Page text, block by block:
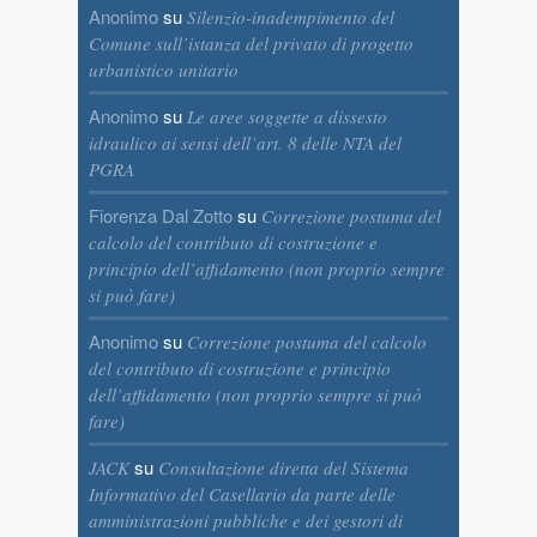
Anonimosu Silenzio-inadempimento del
Comune sull’istanza del privato di progetto
urbanistico unitario
Anonimosu Le aree soggette a dissesto
idraulico ai sensi dell’art. 8 delle NTA del
PGRA
Fiorenza Dal Zottosu Correzione postuma del
calcolo del contributo di costruzione e
principio dell’affidamento (non proprio sempre
si può fare)
Anonimosu Correzione postuma del calcolo
del contributo di costruzione e principio
dell’affidamento (non proprio sempre si può
fare)
JACKsu Consultazione diretta del Sistema
Informativo del Casellario da parte delle
amministrazioni pubbliche e dei gestori di